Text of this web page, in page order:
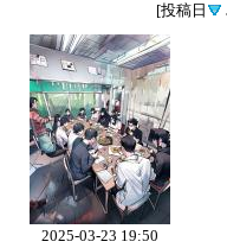
[投稿日
2025-03-23 19:50